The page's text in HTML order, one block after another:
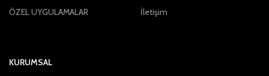
ÖZEL UYGULAMALAR
İletişim
KURUMSAL